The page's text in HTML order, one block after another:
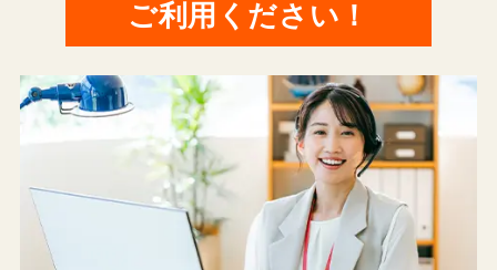
ご利用ください！